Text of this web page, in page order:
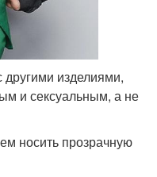
другими изделиями,
и сексуальным, а не
носить прозрачную